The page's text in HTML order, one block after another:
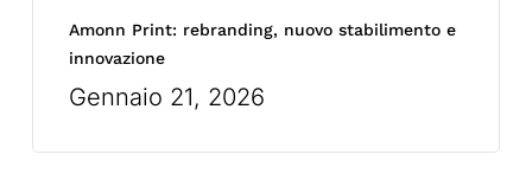
Amonn Print: rebranding, nuovo stabilimento e
innovazione
Gennaio 21, 2026